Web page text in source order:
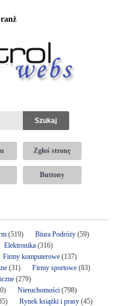
Zgłoś stronę
Buttony
(519) Biura Podróży(59)
Elektronika (316)
Firmy komputerowe(137)
(31) Firmy sportowe(83)
(279)
Nieruchomości(798)
Rynek książki i prasy(45)